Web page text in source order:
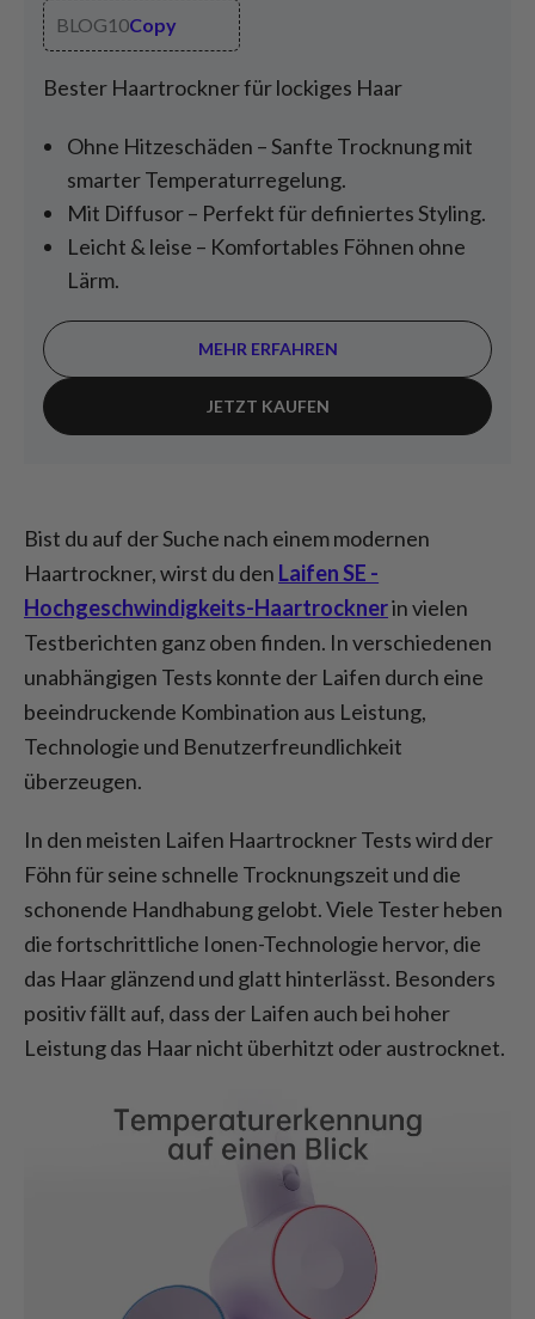
BLOG10Copy
Bester Haartrockner für lockiges Haar
Ohne Hitzeschäden – Sanfte Trocknung mit
smarter Temperaturregelung.
Mit Diffusor – Perfekt für definiertes Styling.
Leicht & leise – Komfortables Föhnen ohne
Lärm.
MEHR ERFAHREN
JETZT KAUFEN
Bist du auf der Suche nach einem modernen
Haartrockner, wirst du den Laifen SE -
Hochgeschwindigkeits-Haartrocknerin vielen
Testberichten ganz oben finden. In verschiedenen
unabhängigen Tests konnte der Laifen durch eine
beeindruckende Kombination aus Leistung,
Technologie und Benutzerfreundlichkeit
überzeugen.
In den meisten Laifen Haartrockner Tests wird der
Föhn für seine schnelle Trocknungszeit und die
schonende Handhabung gelobt. Viele Tester heben
die fortschrittliche Ionen-Technologie hervor, die
das Haar glänzend und glatt hinterlässt. Besonders
positiv fällt auf, dass der Laifen auch bei hoher
Leistung das Haar nicht überhitzt oder austrocknet.